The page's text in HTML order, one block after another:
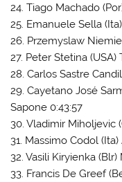
24. Tiago Machado
25. Emanuele Sella
26. Przemyslaw
27. Peter Stetina (USA)
28. Carlos Sastre
29. Cayetano José
Sapone 0:43:57
30. Vladimir Miholjevic
31. Massimo Codol
32. Vasili Kiryienka
33. Francis De Greef